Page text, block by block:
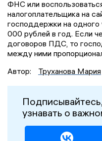
ФНС или
налогоплательщика на
господдержки на
000 рублей в год. Если
договоров ПДС, то
между ними
Автор:
Труханова Мария
узнавать о